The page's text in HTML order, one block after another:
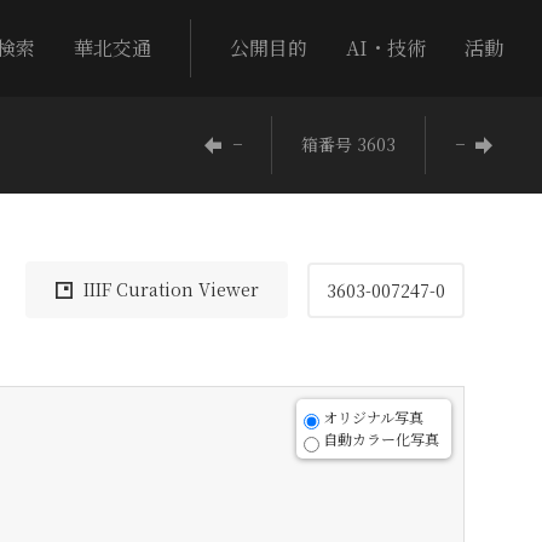
索 華北交通 公開目的 AI・技術 活動
− 箱番号 3603 −
IIIF Curation Viewer 3603-007247-0
オリジナル写真
自動カラー化写真